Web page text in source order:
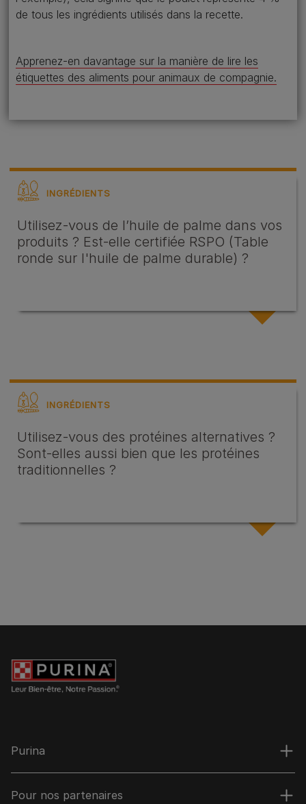
de tous les ingrédients utilisés dans la recette.
Apprenez-en davantage sur la manière de lire les
étiquettes des aliments pour animaux de compagnie.
INGRÉDIENTS
Utilisez-vous de l’huile de palme dans vos
produits ? Est-elle certifiée RSPO (Table
ronde sur l'huile de palme durable) ?
INGRÉDIENTS
Utilisez-vous des protéines alternatives ?
Sont-elles aussi bien que les protéines
traditionnelles ?
Purina
Pour nos partenaires